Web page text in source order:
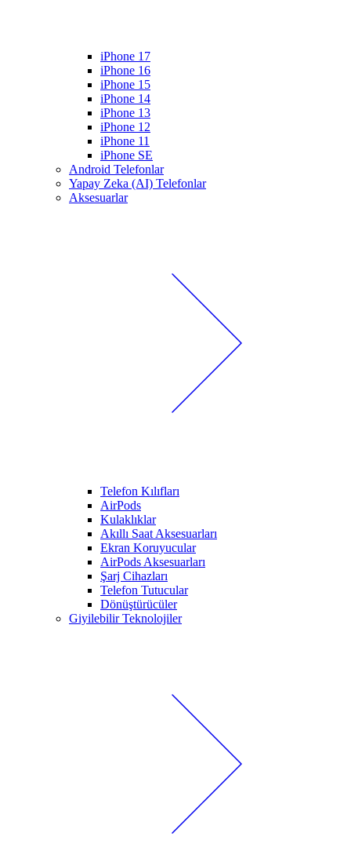
iPhone 17
iPhone 16
iPhone 15
iPhone 14
iPhone 13
iPhone 12
iPhone 11
iPhone SE
Android Telefonlar
Yapay Zeka (AI) Telefonlar
Aksesuarlar
Telefon Kılıfları
AirPods
Kulaklıklar
Akıllı Saat Aksesuarları
Ekran Koruyucular
AirPods Aksesuarları
Şarj Cihazları
Telefon Tutucular
Dönüştürücüler
Giyilebilir Teknolojiler